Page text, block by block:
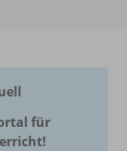
für